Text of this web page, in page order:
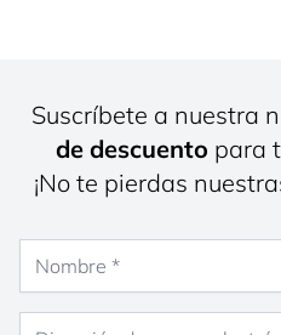
Suscríbete a nuestra
de descuento para
¡No te pierdas